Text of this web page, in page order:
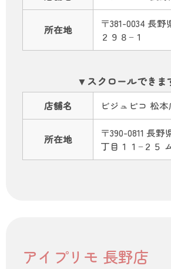
所在地
〒381-0034 長野
２９８−１
店舗名 ビジュピコ 松本
所在地
〒390-0811 長野
丁目１１−２５
アイプリモ 長野店